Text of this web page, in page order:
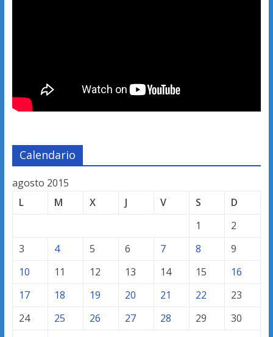
Calendario
agosto 2015
L
M X J V S
D
1
2
3
4 5 6 7 8
9
10
11 12 13 14 15
16
17
18 19 20 21 22
23
24
25 26 27 28 29
30